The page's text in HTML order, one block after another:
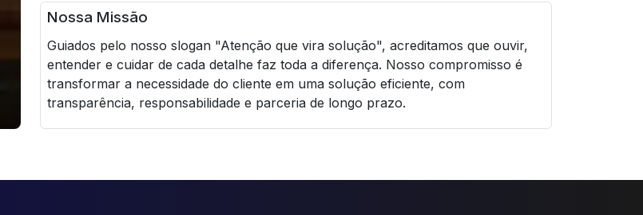
Nossa Missão
Guiados pelo nosso slogan "Atenção que vira solução", acreditamos que ouvir,
entender e cuidar de cada detalhe faz toda a diferença. Nosso compromisso é
transformar a necessidade do cliente em uma solução eficiente, com
transparência, responsabilidade e parceria de longo prazo.